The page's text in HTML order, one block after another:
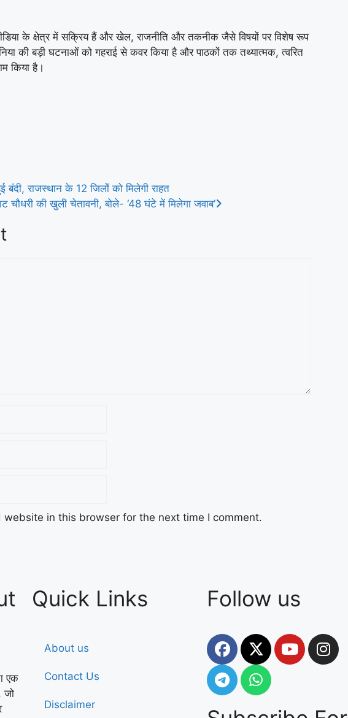
के क्षेत्र में सक्रिय हैं और खेल, राजनीति और तकनीक जैसे विषयों पर विशेष रूप
की बड़ी घटनाओं को गहराई से कवर किया है और पाठकों तक तथ्यात्मक, त्वरित
किया है।
बंदी, राजस्थान के 12 जिलों को मिलेगी राहत
चौधरी की खुली चेतावनी, बोले- ‘48 घंटे में मिलेगा जवाब’
website in this browser for the next time I comment.
एक
जो
Quick Links
About us
Contact Us
Disclaimer
Follow us